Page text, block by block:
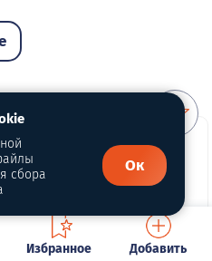
Избранное Добавить
сбора
Ок